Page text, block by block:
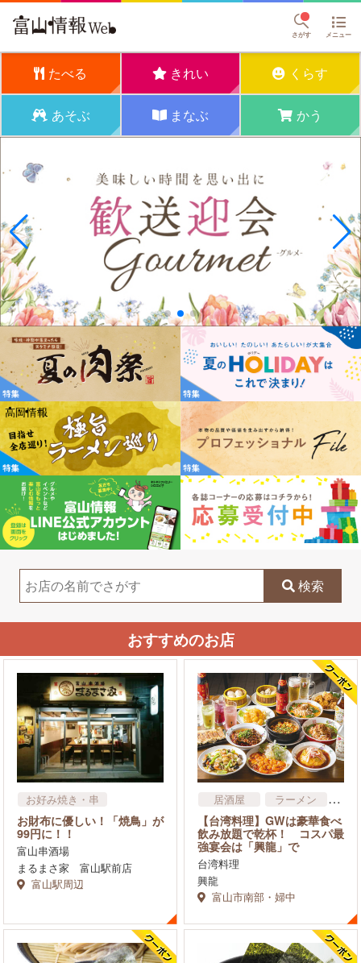
さがす メニュー
たべる きれい くらす
あそぶ まなぶ かう
検索
おすすめのお店
お好み焼き・串
お財布に優しい！「焼鳥」が
99円に！！
富山串酒場
まるまさ家 富山駅前店
富山駅周辺
居酒屋
ラーメン
中華
アジア・エスニック料理
飲食店
【台湾料理】GWは豪華食べ
飲み放題で乾杯！ コスパ最
強宴会は「興龍」で
台湾料理
興龍
富山市南部・婦中